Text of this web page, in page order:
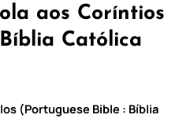
aos Coríntios
Católica
(Portuguese Bible : Bíblia